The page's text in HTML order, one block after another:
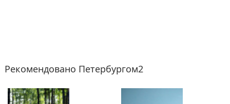
Рекомендовано Петербургом2